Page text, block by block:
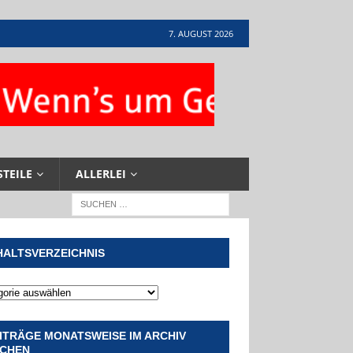
7. AUGUST 2026
ALLERLEI
MONATSWEISE IM ARCHIV